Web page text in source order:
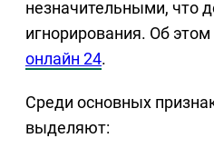
незначительными, что
игнорирования. Об
онлайн 24.
Среди основных
выделяют: